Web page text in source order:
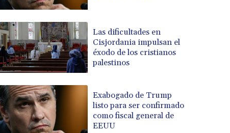
Las dificultades en
Cisjordania impulsan el
éxodo de los cristianos
palestinos
Exabogado de Trump
listo para ser confirmado
como fiscal general de
EEUU